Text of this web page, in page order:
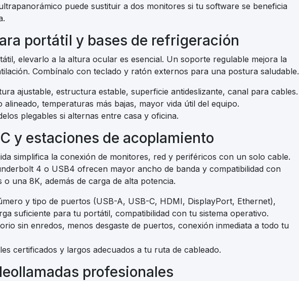
puede sustituir a dos monitores si tu software se beneficia
portátil y bases de refrigeración
elevarlo a la altura ocular es esencial. Un soporte regulable mejora la
Combínalo con teclado y ratón externos para una postura saludable.
ajustable, estructura estable, superficie antideslizante, canal para cables.
alineado, temperaturas más bajas, mayor vida útil del equipo.
plegables si alternas entre casa y oficina.
y estaciones de acoplamiento
simplifica la conexión de monitores, red y periféricos con un solo cable.
4 o USB4 ofrecen mayor ancho de banda y compatibilidad con
o una 8K, además de carga de alta potencia.
y tipo de puertos (USB-A, USB-C, HDMI, DisplayPort, Ethernet),
suficiente para tu portátil, compatibilidad con tu sistema operativo.
sin enredos, menos desgaste de puertos, conexión inmediata a todo tu
certificados y largos adecuados a tu ruta de cableado.
profesionales